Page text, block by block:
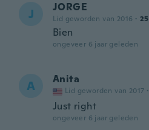
J JORGE
Lid geworden van 2016 · 25
Bien
ongeveer 6 jaar geleden
A Anita
Lid geworden van 2017 ·
Just right
ongeveer 6 jaar geleden